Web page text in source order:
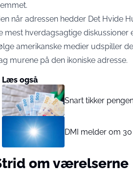
når adressen hedder Det Hvide
mest hverdagsagtige
amerikanske medier udspiller
murene på den ikoniske adresse.
Læs også
Snart tikker
DMI melder om
om værelserne